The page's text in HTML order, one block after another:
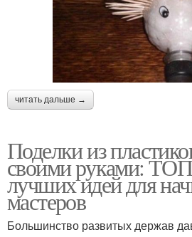
читать дальше →
Поделки из
своими руками:
лучших идей для
мастеров
Большинство развитых держав